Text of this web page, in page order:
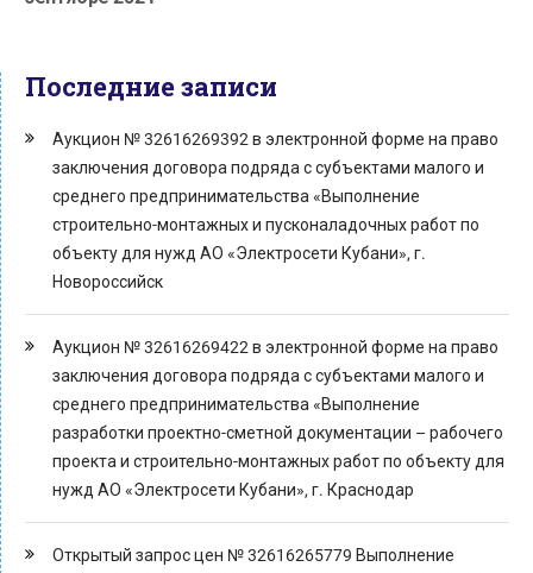
Последние записи
Аукцион № 32616269392 в электронной форме на право
заключения договора подряда с субъектами малого и
среднего предпринимательства «Выполнение
строительно-монтажных и пусконаладочных работ по
объекту для нужд АО «Электросети Кубани», г.
Новороссийск
Аукцион № 32616269422 в электронной форме на право
заключения договора подряда с субъектами малого и
среднего предпринимательства «Выполнение
разработки проектно-сметной документации – рабочего
проекта и строительно-монтажных работ по объекту для
нужд АО «Электросети Кубани», г. Краснодар
Открытый запрос цен № 32616265779 Выполнение